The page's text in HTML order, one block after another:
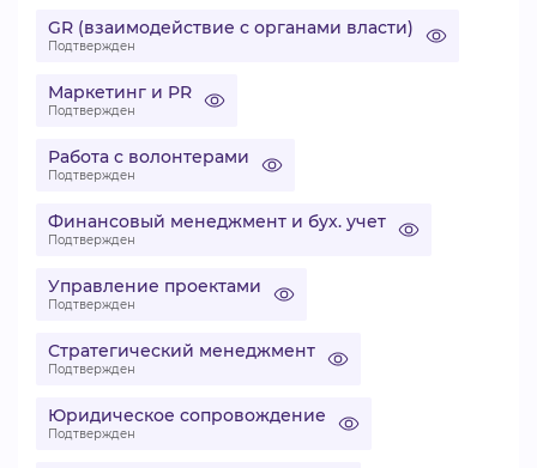
GR (взаимодействие с органами власти)
Подтвержден
Маркетинг и PR
Подтвержден
Работа с волонтерами
Подтвержден
Финансовый менеджмент и бух. учет
Подтвержден
Управление проектами
Подтвержден
Стратегический менеджмент
Подтвержден
Юридическое сопровождение
Подтвержден